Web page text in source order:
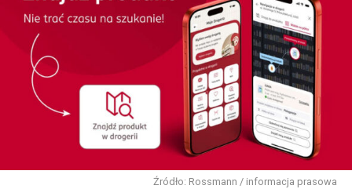
Źródło: Rossmann / informacja prasowa